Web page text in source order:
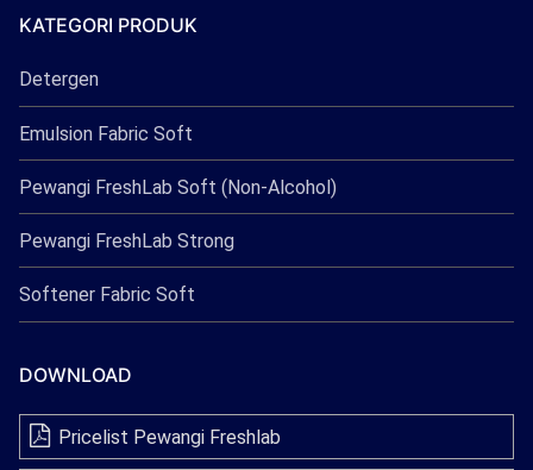
KATEGORI PRODUK
Detergen
Emulsion Fabric Soft
Pewangi FreshLab Soft (Non-Alcohol)
Pewangi FreshLab Strong
Softener Fabric Soft
DOWNLOAD
Pricelist Pewangi Freshlab